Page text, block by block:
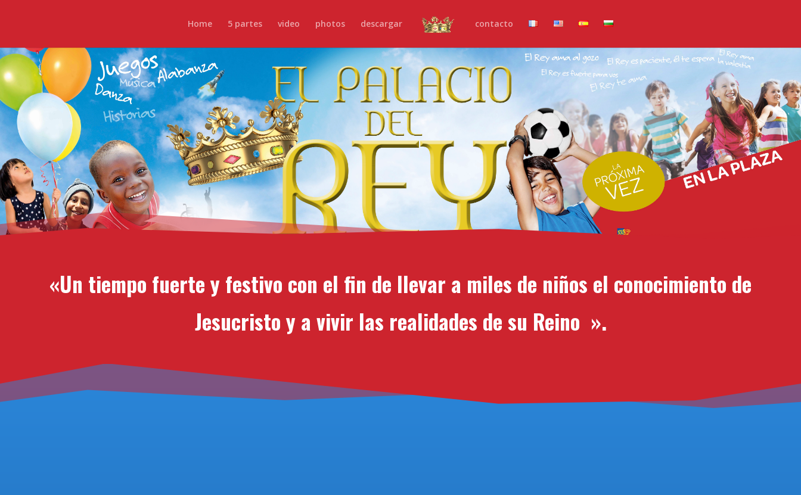
Home 5 partes video photos descargar contacto
«Un tiempo fuerte y festivo con el fin de llevar a miles de niños el conocimiento de
Jesucristo y a vivir las realidades de su Reino ».